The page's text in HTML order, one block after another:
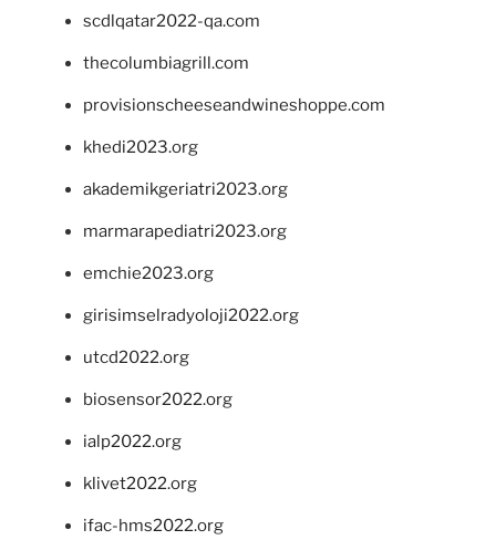
scdlqatar2022-qa.com
thecolumbiagrill.com
provisionscheeseandwineshoppe.com
khedi2023.org
akademikgeriatri2023.org
marmarapediatri2023.org
emchie2023.org
girisimselradyoloji2022.org
utcd2022.org
biosensor2022.org
ialp2022.org
klivet2022.org
ifac-hms2022.org